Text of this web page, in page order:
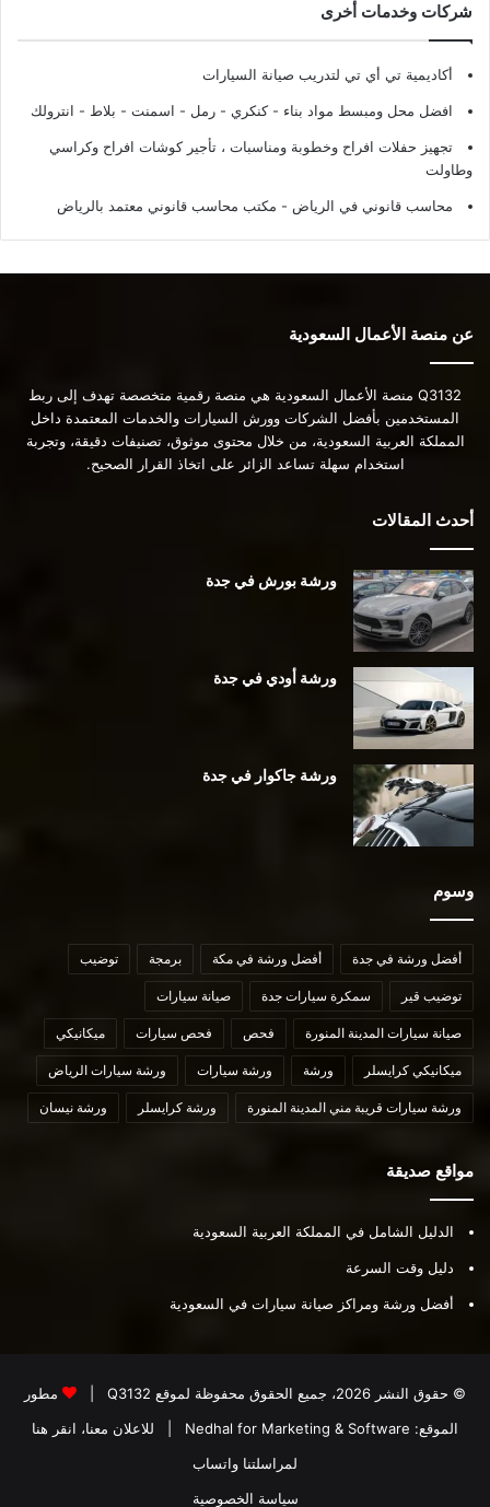
شركات وخدمات أخرى
أكاديمية تي أي تي لتدريب صيانة السيارات
افضل محل ومبسط مواد بناء - كنكري - رمل - اسمنت - بلاط - انترولك
تجهيز حفلات افراح وخطوبة ومناسبات ، تأجير كوشات افراح وكراسي
وطاولت
محاسب قانوني في الرياض - مكتب محاسب قانوني معتمد بالرياض
عن منصة الأعمال السعودية
Q3132 منصة الأعمال السعودية هي منصة رقمية متخصصة تهدف إلى ربط
المستخدمين بأفضل الشركات وورش السيارات والخدمات المعتمدة داخل
المملكة العربية السعودية، من خلال محتوى موثوق، تصنيفات دقيقة، وتجربة
استخدام سهلة تساعد الزائر على اتخاذ القرار الصحيح.
أحدث المقالات
ورشة بورش في جدة
ورشة أودي في جدة
ورشة جاكوار في جدة
وسوم
أفضل ورشة في جدة أفضل ورشة في مكة برمجة توضيب
توضيب قير سمكرة سيارات جدة صيانة سيارات
صيانة سيارات المدينة المنورة فحص فحص سيارات ميكانيكي
ميكانيكي كرايسلر ورشة ورشة سيارات ورشة سيارات الرياض
ورشة سيارات قريبة مني المدينة المنورة ورشة كرايسلر ورشة نيسان
مواقع صديقة
الدليل الشامل في المملكة العربية السعودية
دليل وقت السرعة
أفضل ورشة ومراكز صيانة سيارات في السعودية
© حقوق النشر 2026، جميع الحقوق محفوظة لموقع Q3132
مطور
الموقع: Nedhal for Marketing & Software
للاعلان معنا، انقر هنا
لمراسلتنا واتساب
سياسة الخصوصية